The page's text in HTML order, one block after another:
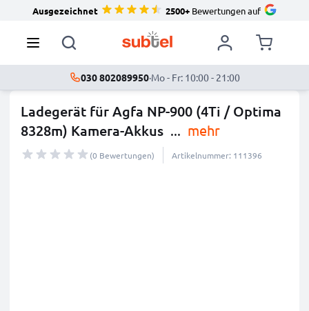
Ausgezeichnet 2500+Bewertungen auf
030 802089950·Mo - Fr: 10:00 - 21:00
Ladegerät für Agfa NP-900 (4Ti / Optima
8328m) Kamera-Akkus ... mehr
(0 Bewertungen) Artikelnummer: 111396